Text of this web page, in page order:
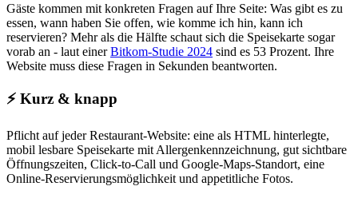
Gäste kommen mit konkreten Fragen auf Ihre Seite: Was gibt es zu
essen, wann haben Sie offen, wie komme ich hin, kann ich
reservieren? Mehr als die Hälfte schaut sich die Speisekarte sogar
vorab an - laut einerBitkom-Studie 2024 sind es 53 Prozent. Ihre
Website muss diese Fragen in Sekunden beantworten.
⚡ Kurz & knapp
Pflicht auf jeder Restaurant-Website: eine als HTML hinterlegte,
mobil lesbare Speisekarte mit Allergenkennzeichnung, gut sichtbare
Öffnungszeiten, Click-to-Call und Google-Maps-Standort, eine
Online-Reservierungsmöglichkeit und appetitliche Fotos.